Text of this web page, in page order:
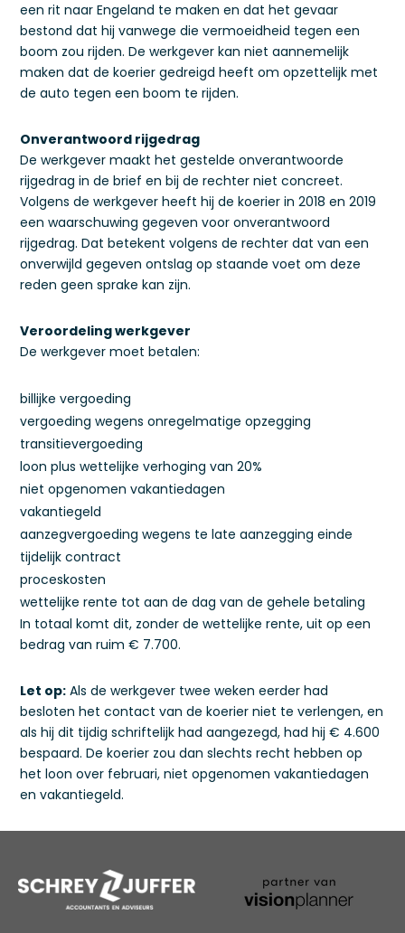
een rit naar Engeland te maken en dat het gevaar
bestond dat hij vanwege die vermoeidheid tegen een
boom zou rijden. De werkgever kan niet aannemelijk
maken dat de koerier gedreigd heeft om opzettelijk met
de auto tegen een boom te rijden.
Onverantwoord rijgedrag
De werkgever maakt het gestelde onverantwoorde
rijgedrag in de brief en bij de rechter niet concreet.
Volgens de werkgever heeft hij de koerier in 2018 en 2019
een waarschuwing gegeven voor onverantwoord
rijgedrag. Dat betekent volgens de rechter dat van een
onverwijld gegeven ontslag op staande voet om deze
reden geen sprake kan zijn.
Veroordeling werkgever
De werkgever moet betalen:
billijke vergoeding
vergoeding wegens onregelmatige opzegging
transitievergoeding
loon plus wettelijke verhoging van 20%
niet opgenomen vakantiedagen
vakantiegeld
aanzegvergoeding wegens te late aanzegging einde
tijdelijk contract
proceskosten
wettelijke rente tot aan de dag van de gehele betaling
In totaal komt dit, zonder de wettelijke rente, uit op een
bedrag van ruim € 7.700.
Let op: Als de werkgever twee weken eerder had
besloten het contact van de koerier niet te verlengen, en
als hij dit tijdig schriftelijk had aangezegd, had hij € 4.600
bespaard. De koerier zou dan slechts recht hebben op
het loon over februari, niet opgenomen vakantiedagen
en vakantiegeld.